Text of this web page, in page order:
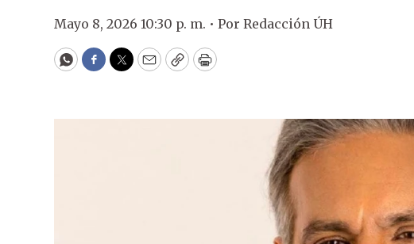
Mayo 8, 2026 10:30 p. m. • Por Redacción ÚH
WhatsApp
Facebook
Twitter
EmailCopyPrint